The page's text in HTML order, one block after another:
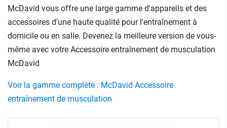
McDavid vous offre une large gamme d'appareils et des
accessoires d'une haute qualité pour l'entraînement à
domicile ou en salle. Devenez la meilleure version de vous-
même avec votre Accessoire entraînement de musculation
McDavid
Voir la gamme complète : McDavid Accessoire
entraînement de musculation